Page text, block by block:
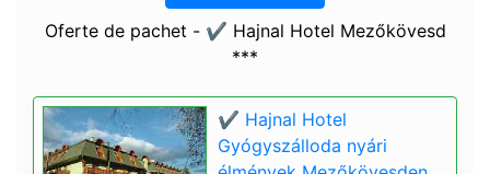
Oferte de pachet - ✔️ Hajnal Hotel Mezőkövesd
***
✔️ Hajnal Hotel
Gyógyszálloda nyári